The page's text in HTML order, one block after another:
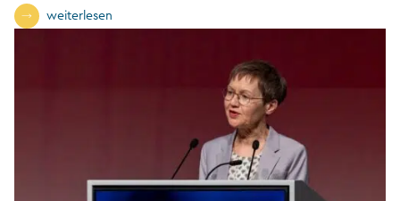
weiterlesen